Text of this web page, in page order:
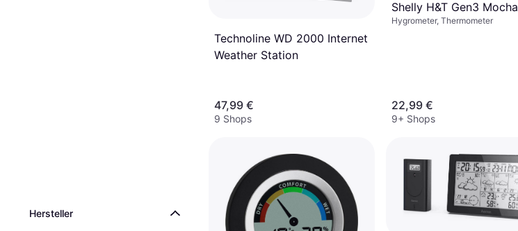
Hersteller
Technoline WD 2000 Internet
Weather Station
47,99 €
9 Shops
Shelly H&T Gen3 Mocha
Hygrometer, Thermometer
22,99 €
9+ Shops